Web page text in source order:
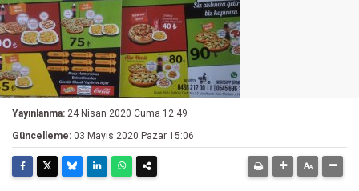
Yayınlanma: 24 Nisan 2020 Cuma 12:49
Güncelleme: 03 Mayıs 2020 Pazar 15:06